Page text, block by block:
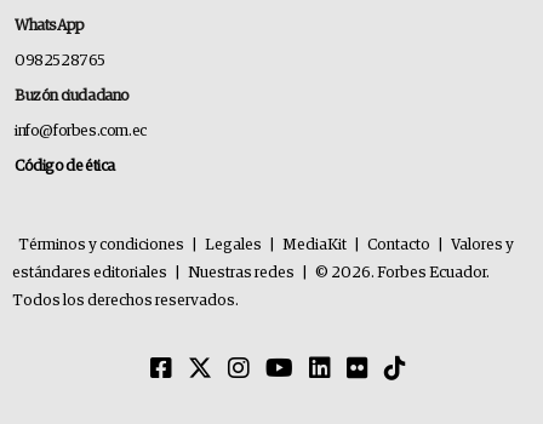
WhatsApp
0982528765
Buzón ciudadano
info@forbes.com.ec
Código de ética
Términos y condiciones Legales MediaKit Contacto
Valores y
estándares editoriales
Nuestras redes
© 2026. Forbes Ecuador.
Todos los derechos reservados.